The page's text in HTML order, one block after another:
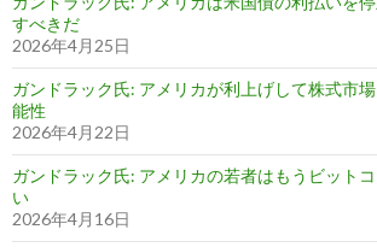
すべきだ
2026年4月25日
ガンドラック氏: アメリカが利上げして株式市
能性
2026年4月22日
ガンドラック氏: アメリカの若者はもうビット
い
2026年4月16日